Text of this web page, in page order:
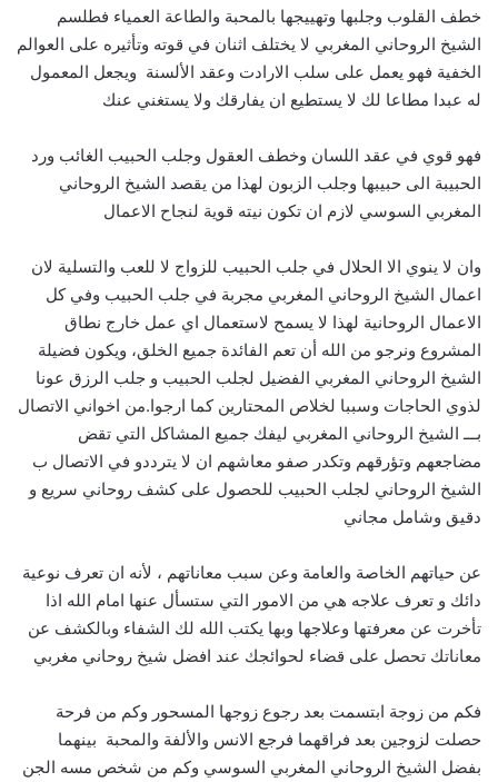
خطف القلوب وجلبها وتهييجها بالمحبة والطاعة العمياء فطلسم
الشيخ الروحاني المغربي لا يختلف اثنان في قوته وتأثيره على العوالم
الخفية فهو يعمل على سلب الارادت وعقد الألسنة ويجعل المعمول
له عبدا مطاعا لك لا يستطيع ان يفارقك ولا يستغني عنك
فهو قوي في عقد اللسان وخطف العقول وجلب الحبيب الغائب ورد
الحبيبة الى حبيبها وجلب الزبون لهذا من يقصد الشيخ الروحاني
المغربي السوسي لازم ان تكون نيته قوية لنجاح الاعمال
وان لا ينوي الا الحلال في جلب الحبيب للزواج لا للعب والتسلية لان
اعمال الشيخ الروحاني المغربي مجربة في جلب الحبيب وفي كل
الاعمال الروحانية لهذا لا يسمح لاستعمال اي عمل خارج نطاق
المشروع ونرجو من الله أن تعم الفائدة جميع الخلق، ويكون فضيلة
الشيخ الروحاني المغربي الفضيل لجلب الحبيب و جلب الرزق عونا
لذوي الحاجات وسببا لخلاص المحتارين كما ارجوا.من اخواني الاتصال
بـــ الشيخ الروحاني المغربي ليفك جميع المشاكل التي تقض
مضاجعهم وتؤرقهم وتكدر صفو معاشهم ان لا يترددو في الاتصال ب
الشيخ الروحاني لجلب الحبيب للحصول على كشف روحاني سريع و
دقيق وشامل مجاني
عن حياتهم الخاصة والعامة وعن سبب معاناتهم ، لأنه ان تعرف نوعية
دائك و تعرف علاجه هي من الامور التي ستسأل عنها امام الله اذا
تأخرت عن معرفتها وعلاجها وبها يكتب الله لك الشفاء وبالكشف عن
معاناتك تحصل على قضاء لحوائجك عند افضل شيخ روحاني مغربي
فكم من زوجة ابتسمت بعد رجوع زوجها المسحور وكم من فرحة
حصلت لزوجين بعد فراقهما فرجع الانس والألفة والمحبة بينهما
بفضل الشيخ الروحاني المغربي السوسي وكم من شخص مسه الجن